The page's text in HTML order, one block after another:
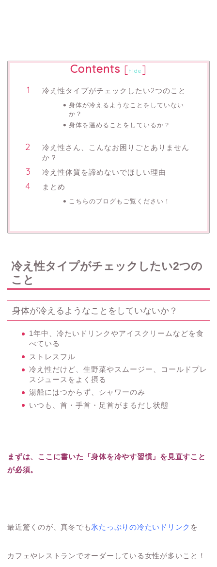
Contents [hide ]
冷え性タイプがチェックしたい2つのこと
身体が冷えるようなことをしていない
か？
身体を温めることをしているか？
冷え性さん、こんなお困りごとありません
か？
冷え性体質を諦めないでほしい理由
まとめ
こちらのブログもご覧ください！
冷え性タイプがチェックしたい2つの
こと
身体が冷えるようなことをしていないか？
1年中、冷たいドリンクやアイスクリームなどを食
べている
ストレスフル
冷え性だけど、生野菜やスムージー、コールドプレ
スジュースをよく摂る
湯船にはつからず、シャワーのみ
いつも、首・手首・足首がまるだし状態
まずは、ここに書いた「身体を冷やす習慣」を見直すこと
が必須。
最近驚くのが、真冬でも氷たっぷりの冷たいドリンク を
カフェやレストランでオーダーしている女性が多いこと！